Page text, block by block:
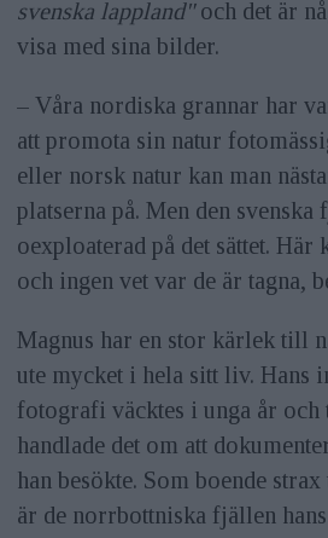
svenska lappland"och det är
visa med sina bilder.
– Våra nordiska grannar har
att promota sin natur
eller norsk natur kan man
platserna på. Men den
oexploaterad på det sättet. Här
och ingen vet var de är tagna,
Magnus har en stor kärlek till
ute mycket i hela sitt liv. Hans
fotografi väcktes i unga år
handlade det om att
han besökte. Som boende
är de norrbottniska fjällen